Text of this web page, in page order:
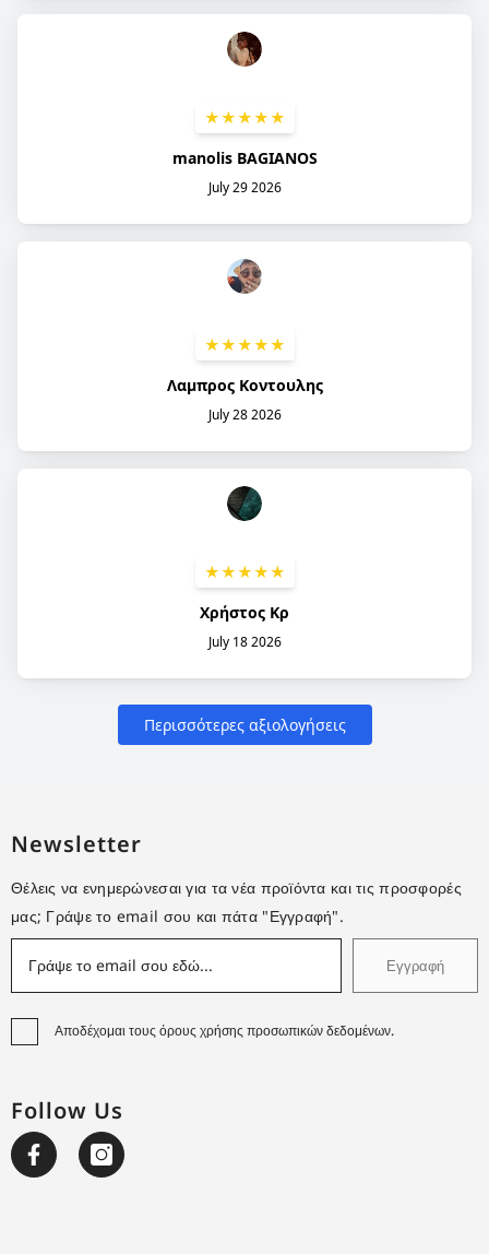
Newsletter
Θέλεις να ενημερώνεσαι για τα νέα προϊόντα και τις προσφορές
μας; Γράψε το email σου και πάτα "Εγγραφή".
Εγγραφή
Αποδέχομαι τους όρους χρήσης προσωπικών δεδομένων.
Follow Us